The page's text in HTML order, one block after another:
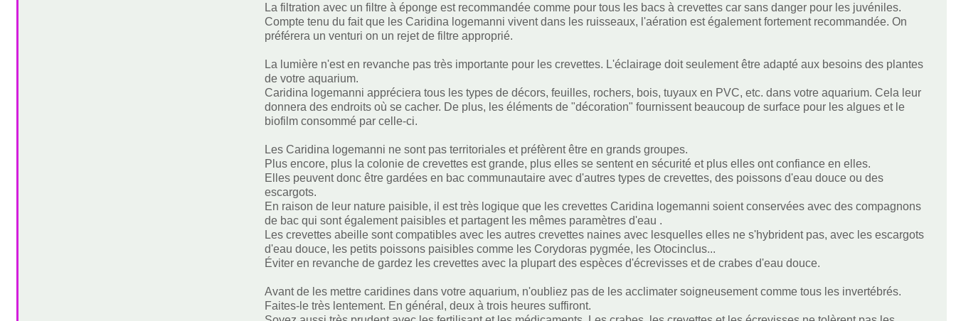
La filtration avec un filtre à éponge est recommandée comme pour tous les bacs à crevettes car sans danger pour les juvéniles.
Compte tenu du fait que les Caridina logemanni vivent dans les ruisseaux, l'aération est également fortement recommandée. On
préférera un venturi on un rejet de filtre approprié.
La lumière n'est en revanche pas très importante pour les crevettes. L'éclairage doit seulement être adapté aux besoins des plantes
de votre aquarium.
Caridina logemanni appréciera tous les types de décors, feuilles, rochers, bois, tuyaux en PVC, etc. dans votre aquarium. Cela leur
donnera des endroits où se cacher. De plus, les éléments de "décoration" fournissent beaucoup de surface pour les algues et le
biofilm consommé par celle-ci.
Les Caridina logemanni ne sont pas territoriales et préfèrent être en grands groupes.
Plus encore, plus la colonie de crevettes est grande, plus elles se sentent en sécurité et plus elles ont confiance en elles.
Elles peuvent donc être gardées en bac communautaire avec d'autres types de crevettes, des poissons d'eau douce ou des
escargots.
En raison de leur nature paisible, il est très logique que les crevettes Caridina logemanni soient conservées avec des compagnons
de bac qui sont également paisibles et partagent les mêmes paramètres d'eau .
Les crevettes abeille sont compatibles avec les autres crevettes naines avec lesquelles elles ne s'hybrident pas, avec les escargots
d'eau douce, les petits poissons paisibles comme les Corydoras pygmée, les Otocinclus...
Éviter en revanche de gardez les crevettes avec la plupart des espèces d'écrevisses et de crabes d'eau douce.
Avant de les mettre caridines dans votre aquarium, n'oubliez pas de les acclimater soigneusement comme tous les invertébrés.
Faites-le très lentement. En général, deux à trois heures suffiront.